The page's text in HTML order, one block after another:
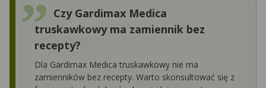
Czy Gardimax Medica
truskawkowy ma zamiennik bez
recepty?
Dla Gardimax Medica truskawkowy nie ma
zamienników bez recepty. Warto skonsultować się z